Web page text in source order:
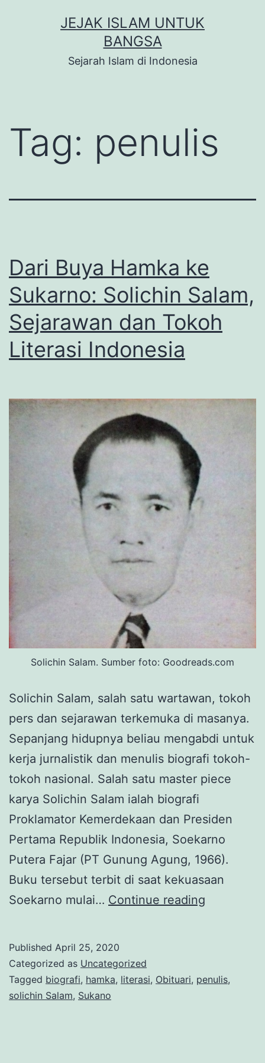
JEJAK ISLAM UNTUK
BANGSA
Sejarah Islam di Indonesia
Tag: penulis
Dari Buya Hamka ke
Sukarno: Solichin Salam,
Sejarawan dan Tokoh
Literasi Indonesia
Solichin Salam. Sumber foto: Goodreads.com
Solichin Salam, salah satu wartawan, tokoh
pers dan sejarawan terkemuka di masanya.
Sepanjang hidupnya beliau mengabdi untuk
kerja jurnalistik dan menulis biografi tokoh-
tokoh nasional. Salah satu master piece
karya Solichin Salam ialah biografi
Proklamator Kemerdekaan dan Presiden
Pertama Republik Indonesia, Soekarno
Putera Fajar (PT Gunung Agung, 1966).
Buku tersebut terbit di saat kekuasaan
Soekarno mulai… Continue reading
Sukarno:
Published April 25, 2020
Categorized as Uncategorized
Tagged biografi, hamka, literasi, Obituari, penulis,
solichin Salam, Sukano